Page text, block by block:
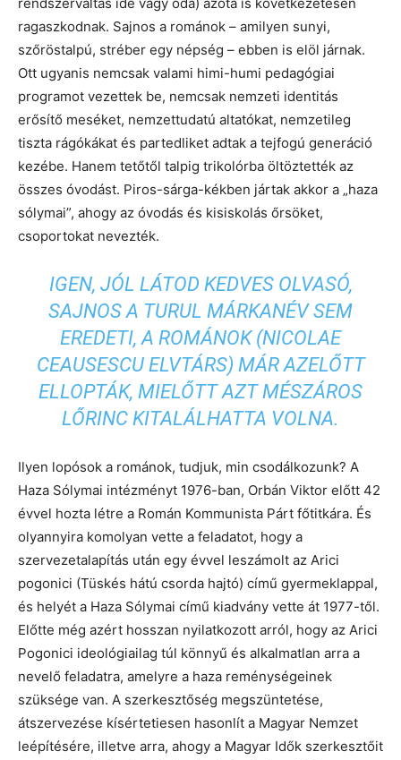
ragaszkodnak. Sajnos a románok – amilyen sunyi,
szőröstalpú, stréber egy népség – ebben is elöl járnak.
Ott ugyanis nemcsak valami himi-humi pedagógiai
programot vezettek be, nemcsak nemzeti identitás
erősítő meséket, nemzettudatú altatókat, nemzetileg
tiszta rágókákat és partedliket adtak a tejfogú generáció
kezébe. Hanem tetőtől talpig trikolórba öltöztették az
összes óvodást. Piros-sárga-kékben jártak akkor a „haza
sólymai”, ahogy az óvodás és kisiskolás őrsöket,
csoportokat nevezték.
IGEN, JÓL LÁTOD KEDVES OLVASÓ,
SAJNOS A TURUL MÁRKANÉV SEM
EREDETI, A ROMÁNOK (NICOLAE
CEAUSESCU ELVTÁRS) MÁR AZELŐTT
ELLOPTÁK, MIELŐTT AZT MÉSZÁROS
LŐRINC KITALÁLHATTA VOLNA.
Ilyen lopósok a románok, tudjuk, min csodálkozunk? A
Haza Sólymai intézményt 1976-ban, Orbán Viktor előtt 42
évvel hozta létre a Román Kommunista Párt főtitkára. És
olyannyira komolyan vette a feladatot, hogy a
szervezetalapítás után egy évvel leszámolt az Arici
pogonici (Tüskés hátú csorda hajtó) című gyermeklappal,
és helyét a Haza Sólymai című kiadvány vette át 1977-től.
Előtte még azért hosszan nyilatkozott arról, hogy az Arici
Pogonici ideológiailag túl könnyű és alkalmatlan arra a
nevelő feladatra, amelyre a haza reménységeinek
szüksége van. A szerkesztőség megszüntetése,
átszervezése kísértetiesen hasonlít a Magyar Nemzet
leépítésére, illetve arra, ahogy a Magyar Idők szerkesztőit